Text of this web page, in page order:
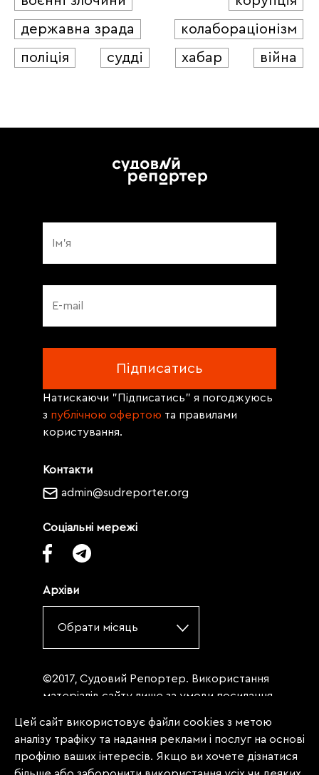
державна зрада
колабораціонізм
поліція
судді хабар війна
Контакти
admin@sudreporter.org
Соціальні мережі
Архіви
Обрати місяць
Натискаючи "Підписатись" я погоджуюсь
з публічною офертою та правилами
користування.
©2017, Судовий Репортер. Використання
матеріалів сайту лише за умови посилання
«Судовий репортер» не нижче третього
абзацу. Матеріали, щодо яких міститься
заборона на повну републікацію
Цей сайт використовує файли cookies з метою
аналізу трафіку та надання реклами і послуг на основі
профілю ваших інтересів. Якщо ви хочете дізнатися